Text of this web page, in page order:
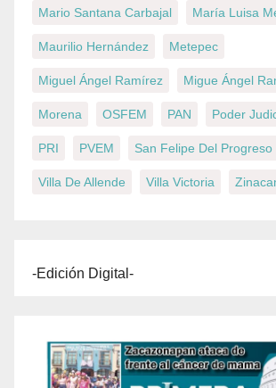
Mario Santana Carbajal María Luisa
Maurilio Hernández Metepec
Miguel Ángel Ramírez Migue Ángel
Morena OSFEM PAN Poder
PRI PVEM San Felipe Del Progreso
Villa De Allende Villa Victoria
-Edición Digital-